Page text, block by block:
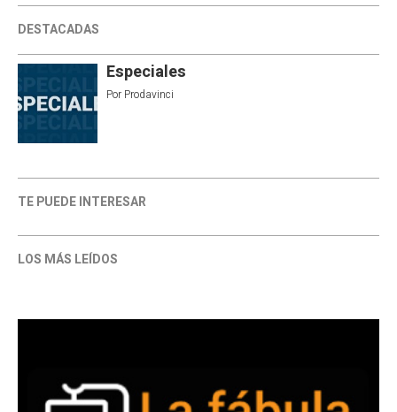
DESTACADAS
Especiales
Por Prodavinci
TE PUEDE INTERESAR
LOS MÁS LEÍDOS